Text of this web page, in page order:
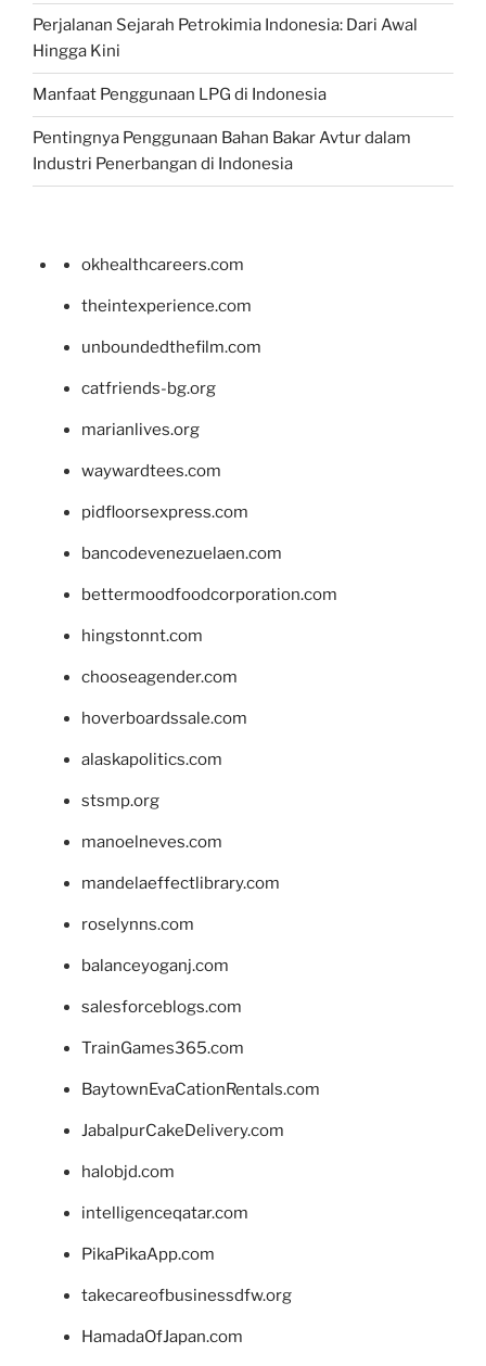
Perjalanan Sejarah Petrokimia Indonesia: Dari Awal
Hingga Kini
Manfaat Penggunaan LPG di Indonesia
Pentingnya Penggunaan Bahan Bakar Avtur dalam
Industri Penerbangan di Indonesia
okhealthcareers.com
theintexperience.com
unboundedthefilm.com
catfriends-bg.org
marianlives.org
waywardtees.com
pidfloorsexpress.com
bancodevenezuelaen.com
bettermoodfoodcorporation.com
hingstonnt.com
chooseagender.com
hoverboardssale.com
alaskapolitics.com
stsmp.org
manoelneves.com
mandelaeffectlibrary.com
roselynns.com
balanceyoganj.com
salesforceblogs.com
TrainGames365.com
BaytownEvaCationRentals.com
JabalpurCakeDelivery.com
halobjd.com
intelligenceqatar.com
PikaPikaApp.com
takecareofbusinessdfw.org
HamadaOfJapan.com